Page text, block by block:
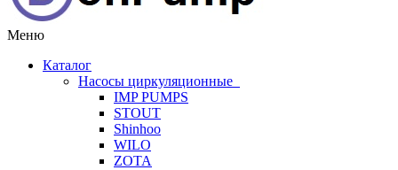
Меню
Каталог
Насосы циркуляционные
IMP PUMPS
STOUT
Shinhoo
WILO
ZOTA